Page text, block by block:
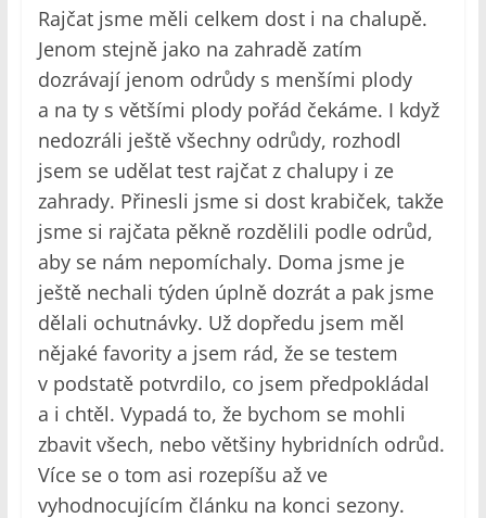
Rajčat jsme měli celkem dost i na chalupě.
Jenom stejně jako na zahradě zatím
dozrávají jenom odrůdy s menšími plody
a na ty s většími plody pořád čekáme. I když
nedozráli ještě všechny odrůdy, rozhodl
jsem se udělat test rajčat z chalupy i ze
zahrady. Přinesli jsme si dost krabiček, takže
jsme si rajčata pěkně rozdělili podle odrůd,
aby se nám nepomíchaly. Doma jsme je
ještě nechali týden úplně dozrát a pak jsme
dělali ochutnávky. Už dopředu jsem měl
nějaké favority a jsem rád, že se testem
v podstatě potvrdilo, co jsem předpokládal
a i chtěl. Vypadá to, že bychom se mohli
zbavit všech, nebo většiny hybridních odrůd.
Více se o tom asi rozepíšu až ve
vyhodnocujícím článku na konci sezony.